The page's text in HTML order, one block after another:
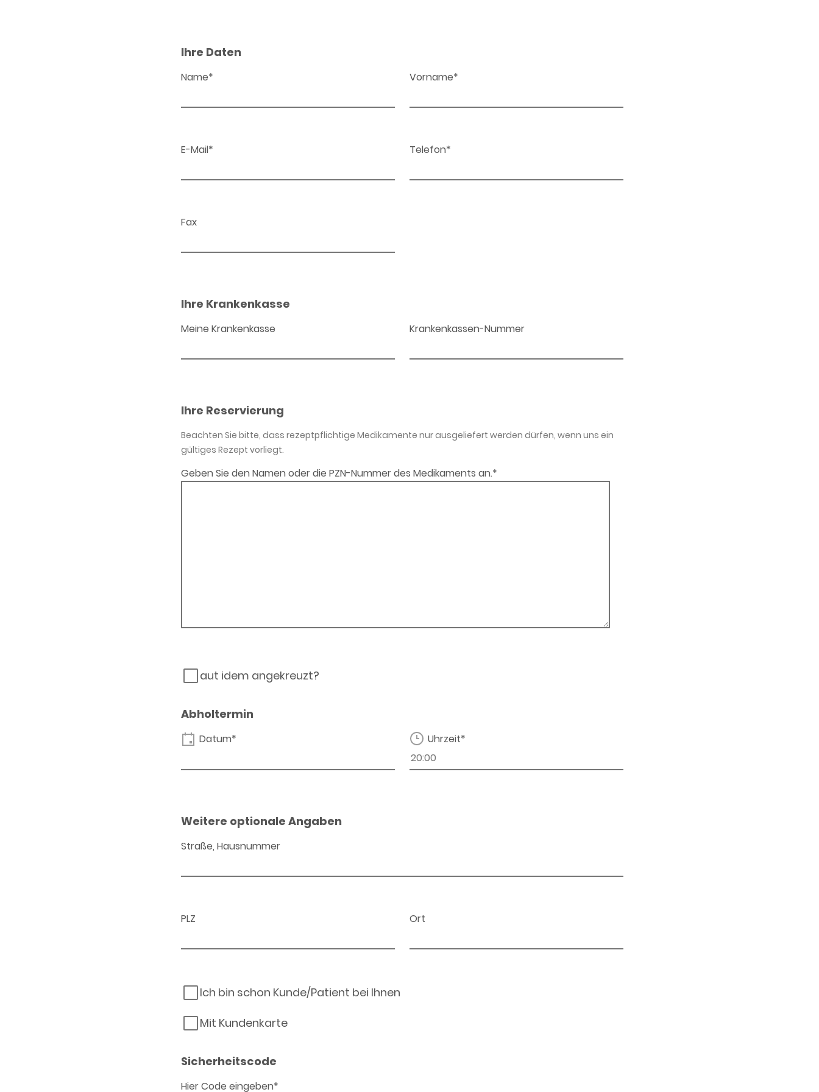
Ihre Daten
Name* Vorname*
E-Mail* Telefon*
Fax
Ihre Krankenkasse
Meine Krankenkasse Krankenkassen-Nummer
Ihre Reservierung
Beachten Sie bitte, dass rezeptpflichtige Medikamente nur ausgeliefert werden dürfen, wenn uns ein
gültiges Rezept vorliegt.
Geben Sie den Namen oder die PZN-Nummer des Medikaments an.*
aut idem angekreuzt?
Abholtermin
Datum* Uhrzeit*
Weitere optionale Angaben
Straße, Hausnummer
PLZ Ort
Ich bin schon Kunde/Patient bei Ihnen
Mit Kundenkarte
Sicherheitscode
Hier Code eingeben*